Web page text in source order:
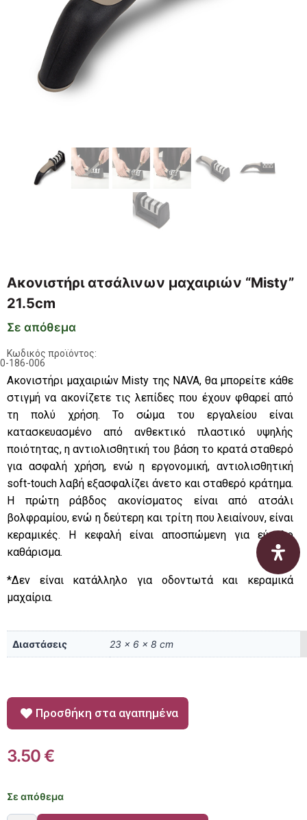
Ακονιστήρι ατσάλινων μαχαιριών “Misty”
21.5cm
Σε απόθεμα
Κωδικός προϊόντος:
186-006
Aκονιστήρι μαχαιριών Misty της NAVA, θα μπορείτε κάθε
στιγμή να ακονίζετε τις λεπίδες που έχουν φθαρεί από
τη πολύ χρήση. Το σώμα του εργαλείου είναι
κατασκευασμένο από ανθεκτικό πλαστικό υψηλής
ποιότητας, η αντιολισθητική του βάση το κρατά σταθερό
για ασφαλή χρήση, ενώ η εργονομική, αντιολισθητική
soft-touch λαβή εξασφαλίζει άνετο και σταθερό κράτημα.
Η πρώτη ράβδος ακονίσματος είναι από ατσάλι
βολφραμίου, ενώ η δεύτερη και τρίτη που λειαίνουν, είναι
κεραμικές. Η κεφαλή είναι αποσπώμενη για εύκολο
καθάρισμα.
*Δεν είναι κατάλληλο για οδοντωτά και κεραμικά
μαχαίρια.
Διαστάσεις 23 × 6 × 8 cm
Προσθήκη στα αγαπημένα
3.50€
Σε απόθεμα